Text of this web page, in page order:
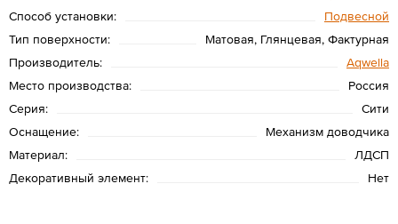
Способ установки:
Подвесной
Тип поверхности:
Матовая, Глянцевая, Фактурная
Производитель:
Aqwella
Место производства:
Россия
Серия:
Сити
Оснащение:
Механизм доводчика
Материал:
ЛДСП
Декоративный элемент:
Нет